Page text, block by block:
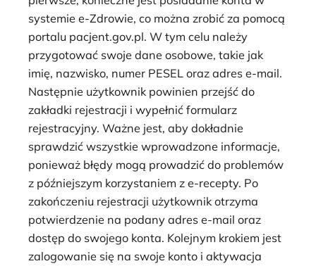
systemie e-Zdrowie, co można zrobić za pomocą
portalu pacjent.gov.pl. W tym celu należy
przygotować swoje dane osobowe, takie jak
imię, nazwisko, numer PESEL oraz adres e-mail.
Następnie użytkownik powinien przejść do
zakładki rejestracji i wypełnić formularz
rejestracyjny. Ważne jest, aby dokładnie
sprawdzić wszystkie wprowadzone informacje,
ponieważ błędy mogą prowadzić do problemów
z późniejszym korzystaniem z e-recepty. Po
zakończeniu rejestracji użytkownik otrzyma
potwierdzenie na podany adres e-mail oraz
dostęp do swojego konta. Kolejnym krokiem jest
zalogowanie się na swoje konto i aktywacja